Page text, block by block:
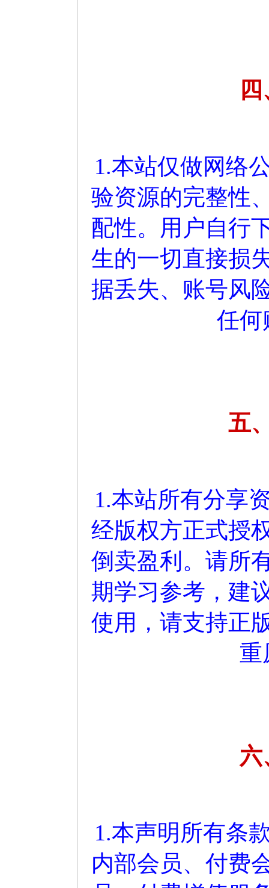
1.本站仅做网络
验资源的完整性
配性。用户自行
生的一切直接损
据丢失、账号风
任何
五
1.本站所有分享
经版权方正式授
倒卖盈利。请所
期学习参考，建
使用，请支持正
重
六
1.本声明所有条
内部会员、付费